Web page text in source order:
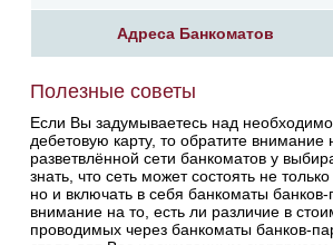
Адреса Банкоматов
Полезные советы
Если Вы задумываетесь над
дебетовую карту, то обратите внимание
разветвлённой сети банкоматов у
знать, что сеть может состоять не
но и включать в себя банкоматы
внимание на то, есть ли различие в
проводимых через банкоматы банков-